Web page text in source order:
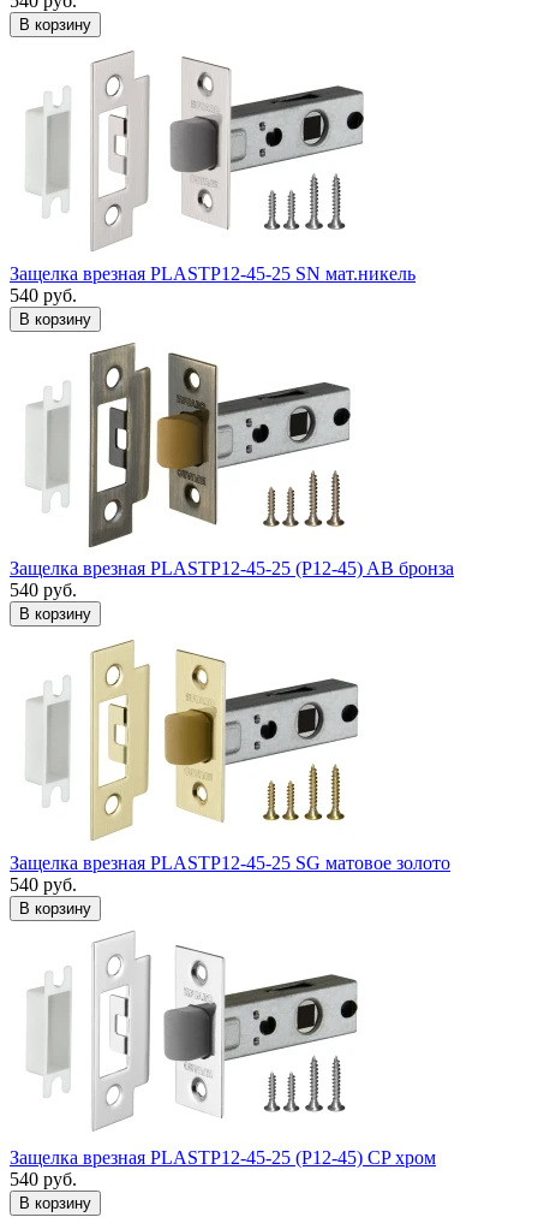
Защелка врезная PLASTP12-45-25 SN мат.никель
540 руб.
Защелка врезная PLASTP12-45-25 (P12-45) AB бронза
540 руб.
Защелка врезная PLASTP12-45-25 SG матовое золото
540 руб.
Защелка врезная PLASTP12-45-25 (P12-45) CP хром
540 руб.